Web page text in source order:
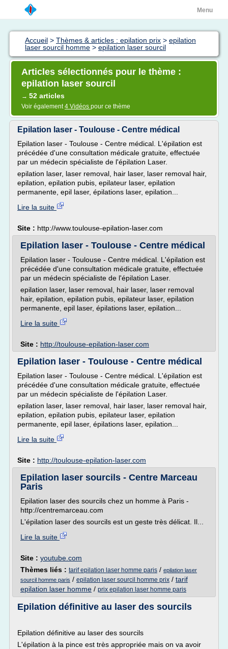
Menu
Accueil > Thèmes & articles : epilation prix > epilation
laser sourcil homme > epilation laser sourcil
Articles sélectionnés pour le thème :
epilation laser sourcil
→ 52 articles
Voir également4 Vidéos pour ce thème
Epilation laser - Toulouse - Centre médical
Epilation laser - Toulouse - Centre médical. L'épilation est
précédée d'une consultation médicale gratuite, effectuée
par un médecin spécialiste de l'épilation Laser.
epilation laser, laser removal, hair laser, laser removal hair,
epilation, epilation pubis, epilateur laser, epilation
permanente, epil laser, épilations laser, epilation...
Lire la suite
Site : http://www.toulouse-epilation-laser.com
Epilation laser - Toulouse - Centre médical
Epilation laser - Toulouse - Centre médical. L'épilation est
précédée d'une consultation médicale gratuite, effectuée
par un médecin spécialiste de l'épilation Laser.
epilation laser, laser removal, hair laser, laser removal
hair, epilation, epilation pubis, epilateur laser, epilation
permanente, epil laser, épilations laser, epilation...
Lire la suite
Site : http://toulouse-epilation-laser.com
Epilation laser - Toulouse - Centre médical
Epilation laser - Toulouse - Centre médical. L'épilation est
précédée d'une consultation médicale gratuite, effectuée
par un médecin spécialiste de l'épilation Laser.
epilation laser, laser removal, hair laser, laser removal hair,
epilation, epilation pubis, epilateur laser, epilation
permanente, epil laser, épilations laser, epilation...
Lire la suite
Site : http://toulouse-epilation-laser.com
Epilation laser sourcils - Centre Marceau
Paris
Epilation laser des sourcils chez un homme à Paris -
http://centremarceau.com
L'épilation laser des sourcils est un geste très délicat. Il...
Lire la suite
Site : youtube.com
Thèmes liés : tarif epilation laser homme paris / epilation laser
sourcil homme paris / epilation laser sourcil homme prix / tarif
epilation laser homme / prix epilation laser homme paris
Epilation définitive au laser des sourcils
Epilation définitive au laser des sourcils
L'épilation à la pince est très appropriée mais on va avoir